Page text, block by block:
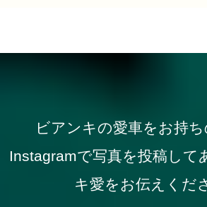
ビアンキの愛車をお持
Instagramで写真を投稿して
キ愛をお伝えくだ